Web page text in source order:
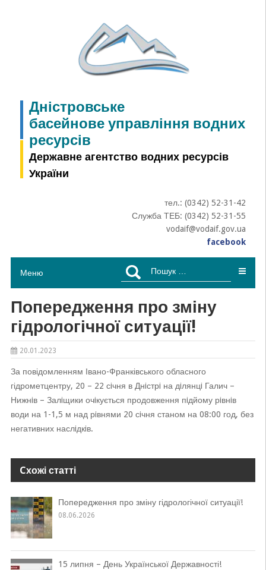
Дністровське
басейнове управління водних
ресурсів
Державне агентство водних ресурсів
України
тел.: (0342) 52-31-42
Служба ТЕБ: (0342) 52-31-55
vodaif@vodaif.gov.ua
facebook
Меню
Пошук:
Попередження про зміну
гідрологічної ситуації!
20.01.2023
За повідомленням Івано-Франківського обласного
гідрометцентру, 20 – 22 сiчня в Днiстрi на дiлянцi Галич –
Нижнiв – Залiщики очiкується продовження пiдйому рiвнiв
води на 1-1,5 м над рiвнями 20 сiчня станом на 08:00 год, без
негативних наслiдкiв.
Cхожі статті
Попередження про зміну гідрологічної ситуації!
08.06.2026
15 липня – День Української Державності!